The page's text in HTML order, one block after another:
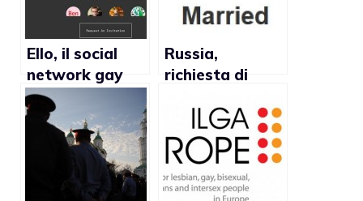
Ello, il social
network gay
friendly anti-
Facebook
Russia,
richiesta di
icona del
matrimonio gay
su Facebook